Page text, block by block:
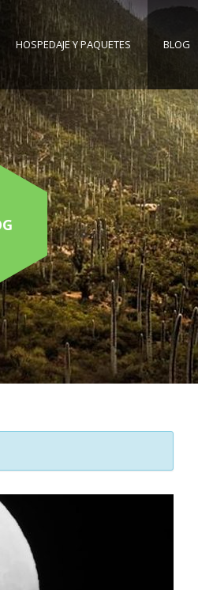
HOSPEDAJE Y PAQUETES BLOG